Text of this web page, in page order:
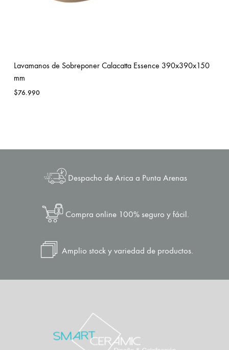
Lavamanos de Sobreponer Calacatta Essence 390x390x150
mm
$76.990
Despacho de Arica a Punta Arenas
Compra online 100% seguro y fácil.
Amplio stock y variedad de productos.